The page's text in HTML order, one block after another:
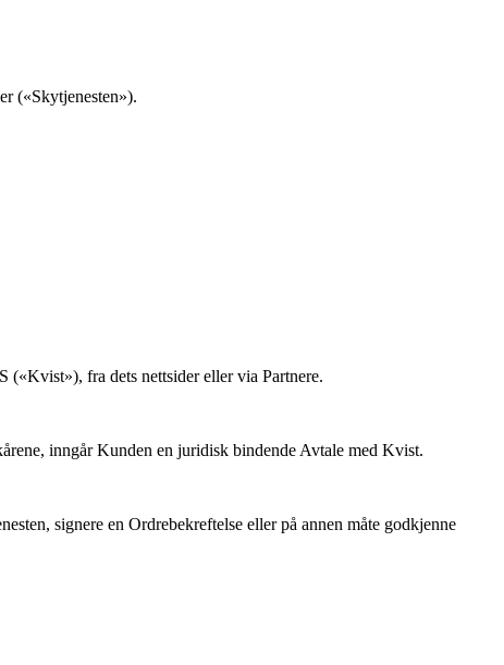
(«Skytjenesten»).
(«Kvist»), fra dets nettsider eller via Partnere.
inngår Kunden en juridisk bindende Avtale med Kvist.
signere en Ordrebekreftelse eller på annen måte godkjenne